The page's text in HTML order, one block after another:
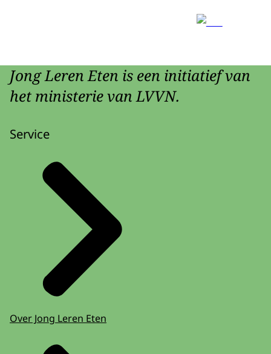
Jong Leren Eten is een initiatief van
het ministerie van LVVN.
Service
Over Jong Leren Eten